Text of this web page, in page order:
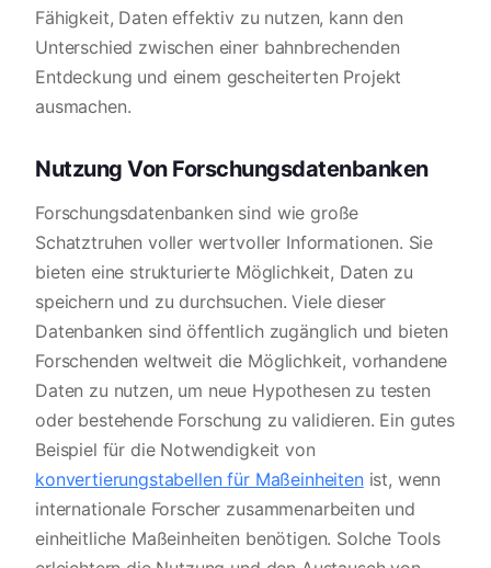
Fähigkeit, Daten effektiv zu nutzen, kann den
Unterschied zwischen einer bahnbrechenden
Entdeckung und einem gescheiterten Projekt
ausmachen.
Nutzung Von Forschungsdatenbanken
Forschungsdatenbanken sind wie große
Schatztruhen voller wertvoller Informationen. Sie
bieten eine strukturierte Möglichkeit, Daten zu
speichern und zu durchsuchen. Viele dieser
Datenbanken sind öffentlich zugänglich und bieten
Forschenden weltweit die Möglichkeit, vorhandene
Daten zu nutzen, um neue Hypothesen zu testen
oder bestehende Forschung zu validieren. Ein gutes
Beispiel für die Notwendigkeit von
konvertierungstabellen für Maßeinheitenist, wenn
internationale Forscher zusammenarbeiten und
einheitliche Maßeinheiten benötigen. Solche Tools